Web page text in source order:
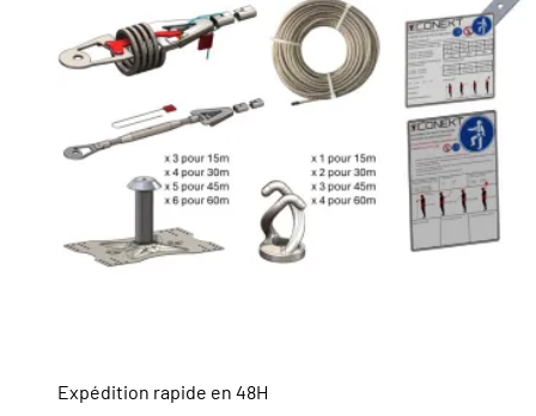
Expédition rapide en 48H